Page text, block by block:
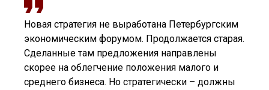
Новая стратегия не выработана Петербургским
экономическим форумом. Продолжается старая.
Сделанные там предложения направлены
скорее на облегчение положения малого и
среднего бизнеса. Но стратегически – должны